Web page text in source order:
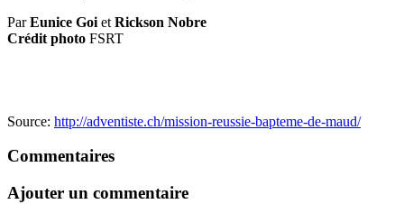
ParEunice Goi et Rickson Nobre
Crédit photo FSRT
Source: http://adventiste.ch/mission-reussie-bapteme-de-maud/
Commentaires
Ajouter un commentaire